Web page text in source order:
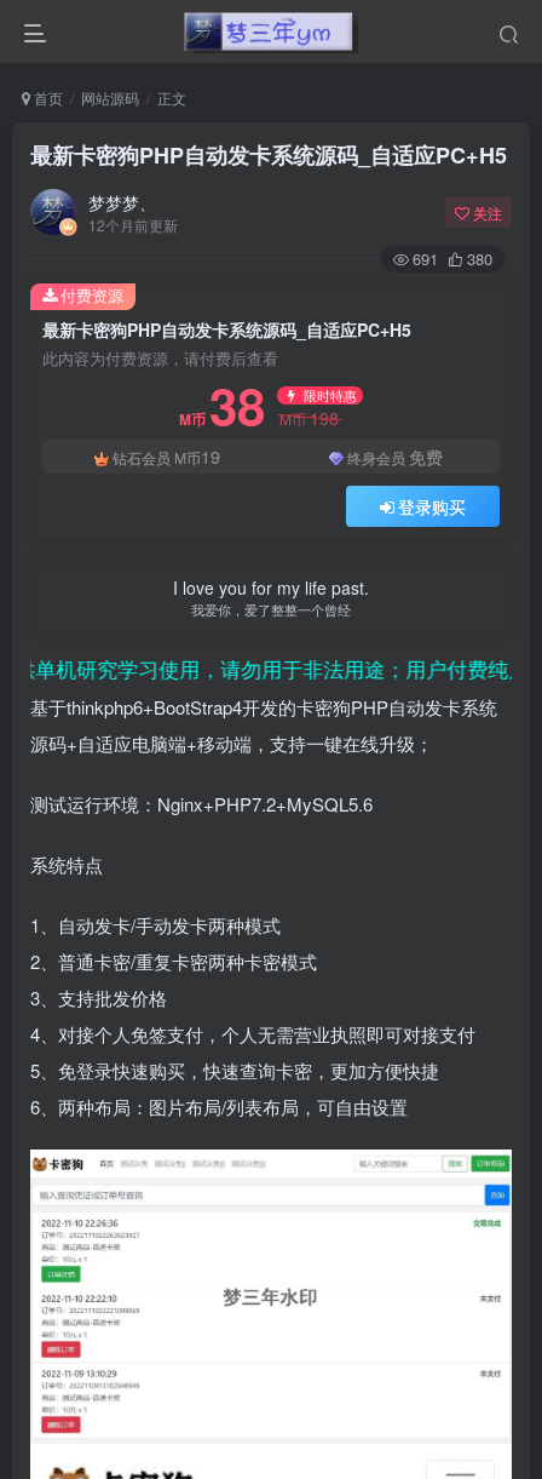
首页 网站源码 正文
最新卡密狗PHP自动发卡系统源码_自适应PC+H5
梦梦梦、
12个月前更新
关注
691 380
最新卡密狗PHP自动发卡系统源码_自适应PC+H5
此内容为付费资源，请付费后查看
M币 38 限时特惠
M币198
钻石会员 M币19 终身会员 免费
登录购买
付费资源
I love you for my life past.
我爱你，爱了整整一个曾经
研究学习使用，请勿用于非法用途；用户付费纯属对平
基于thinkphp6+BootStrap4开发的卡密狗PHP自动发卡系统
源码+自适应电脑端+移动端，支持一键在线升级；
测试运行环境：Nginx+PHP7.2+MySQL5.6
系统特点
1、自动发卡/手动发卡两种模式
2、普通卡密/重复卡密两种卡密模式
3、支持批发价格
4、对接个人免签支付，个人无需营业执照即可对接支付
5、免登录快速购买，快速查询卡密，更加方便快捷
6、两种布局：图片布局/列表布局，可自由设置